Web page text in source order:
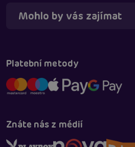
Mohlo by vás zajímat
Platební metody
Znáte nás z médií
Táňa - virtuální asistentka